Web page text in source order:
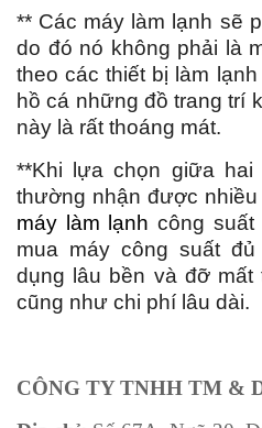
** Các máy làm lạnh sẽ
do đó nó không phải là
theo các thiết bị làm
hồ cá những đồ trang trí
này là rất thoáng mát.
**Khi lựa chọn giữa hai
thường nhận được
máy làm lạnh công suất
mua máy công suất
dụng lâu bền và đỡ
cũng như chi phí lâu dài.
CÔNG TY TNHH TM &